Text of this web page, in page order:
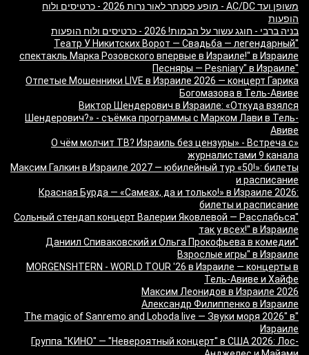
משופן ועד AC/DC - מופע פסנתר לאור נרות 2026 - כרטיסים ולוח
הופעות
בניה ברבי - חוגג עשור על הבמות! 2026 - כרטיסים ולוח הופעות
"Театр У Никитских Ворот — Свадьба — легендарный
спектакль Марка Розовского впервые в Израиле!" в Израиле
"Песняры — Pesniary" в Израиле
Отпетые Мошенники LIVE в Израиле 2026 — концерт Гарика
Богомазова в Тель-Авиве
Виктор Шендерович в Израиле: «Откуда взялся
Шендерович?» - съёмка программы с Марком Лави в Тель-
Авиве
«О чём молчит ТВ? Израиль без цензуры» - Встреча с
журналистами 9 канала
Максим Галкин в Израиле 2027 — юбилейный тур «50!»: билеты
и расписание
Красная Бурда — «Самеах, да и только!» в Израиле 2026:
билеты и расписание
"Сольный стендап концерт Валерии Яковлевой — Расслабься
так у всех!" в Израиле
"Даниил Спиваковский и Ольга Прокофьева в комедии
Взрослые игры" в Израиле
MORGENSHTERN - WORLD TOUR '26 в Израиле — концерты в
Тель-Авиве и Хайфе
Максим Леонидов в Израиле 2026
Александр Филиппенко в Израиле
"The magic of Sanremo and Loboda live — Звуки моря 2026" в
Израиле
Группа "КИНО" — "Невероятный концерт" в США 2026: Лос-